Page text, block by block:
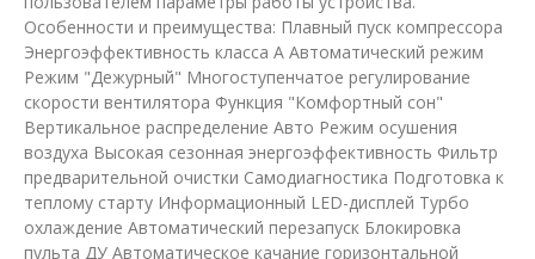
Особенности и преимущества: Плавный пуск компрессора
Энергоэффективность класса А Автоматический режим
Режим "Дежурный" Многоступенчатое регулирование
скорости вентилятора Функция "Комфортный сон"
Вертикальное распределение Авто Режим осушения
воздуха Высокая сезонная энергоэффективность Фильтр
предварительной очистки Самодиагностика Подготовка к
теплому старту Информационный LED-дисплей Турбо
охлаждение Автоматический перезапуск Блокировка
пульта ДУ Автоматическое качание горизонтальной